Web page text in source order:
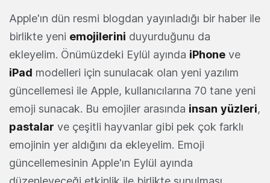
Apple'ın dün resmi blogdan yayınladığı bir haber ile
birlikte yeni emojilerini duyurduğunu da
ekleyelim. Önümüzdeki Eylül ayında iPhone ve
iPad modelleri için sunulacak olan yeni yazılım
güncellemesi ile Apple, kullanıcılarına 70 tane yeni
emoji sunacak. Bu emojiler arasında insan yüzleri,
pastalar ve çeşitli hayvanlar gibi pek çok farklı
emojinin yer aldığını da ekleyelim. Emoji
güncellemesinin Apple'ın Eylül ayında